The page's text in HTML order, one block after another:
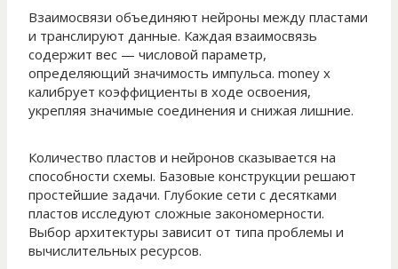
Взаимосвязи объединяют нейроны между пластами
и транслируют данные. Каждая взаимосвязь
содержит вес — числовой параметр,
определяющий значимость импульса. money x
калибрует коэффициенты в ходе освоения,
укрепляя значимые соединения и снижая лишние.
Количество пластов и нейронов сказывается на
способности схемы. Базовые конструкции решают
простейшие задачи. Глубокие сети с десятками
пластов исследуют сложные закономерности.
Выбор архитектуры зависит от типа проблемы и
вычислительных ресурсов.